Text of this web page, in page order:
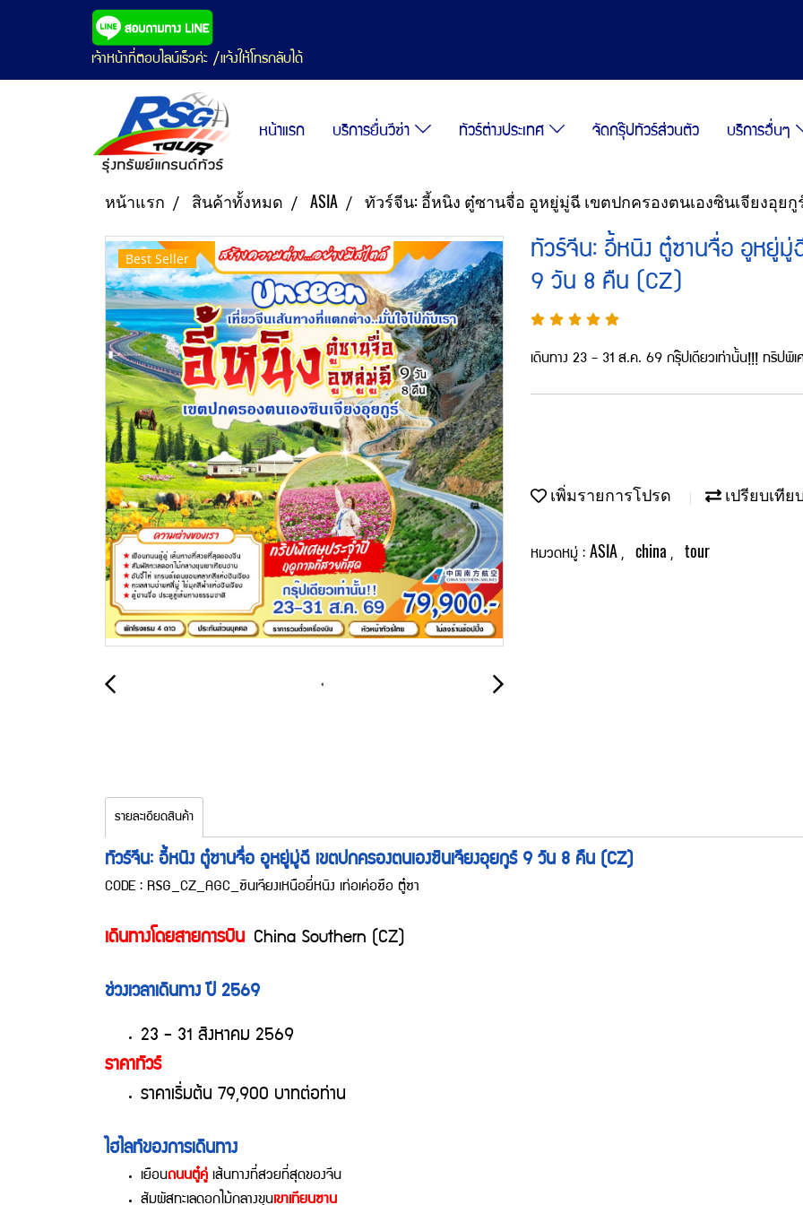
เจ้าหน้าที่ตอบไลน์เร็วค่ะ /แจ้งให้โทรกลับได้
หน้าแรก บริการยื่นวีซ่า ทัวร์ต่างประเทศ จัดกรุ๊ปทัวร์ส่วนตัว บริการอื่นๆ
หน้าแรก สินค้าทั้งหมด ASIA ทัวร์จีน: อี้หนิง ตู๋ซานจื่อ อูหยู่มู่ฉี เขตปกครองตนเองซินเจียงอุยกูร์
Best Seller
ทัวร์จีน: อี้หนิง ตู๋ซานจื่อ อูหยู่มู่ฉี
9 วัน 8 คืน (CZ)
เดินทาง 23 - 31 ส.ค. 69 กรุ๊ปเดียวเท่านั้น!!! ทริปพิ
เพิ่มรายการโปรด เปรียบเทีย
หมวดหมู่ : ASIA , china , tour
รายละเอียดสินค้า
ทัวร์จีน: อี้หนิง ตู๋ซานจื่อ อูหยู่มู่ฉี เขตปกครองตนเองซินเจียงอุยกูร์ 9 วัน 8 คืน (CZ)
CODE : RSG_CZ_AGC_ซินเจียงเหนือยี่หนิง เท่อเค่อซือ ตู๋ซา
เดินทางโดยสายการบิน China Southern (CZ)
ช่วงเวลาเดินทาง ปี 2569
23 - 31 สิงหาคม 2569
ราคาทัวร์
ราคาเริ่มต้น 79,900 บาทต่อท่าน
ไฮไลท์ของการเดินทาง
เยือนถนนตู๋คู่ เส้นทางที่สวยที่สุดของจีน
สัมผัสทะเลดอกไม้กลางขุนเขาเทียนซาน